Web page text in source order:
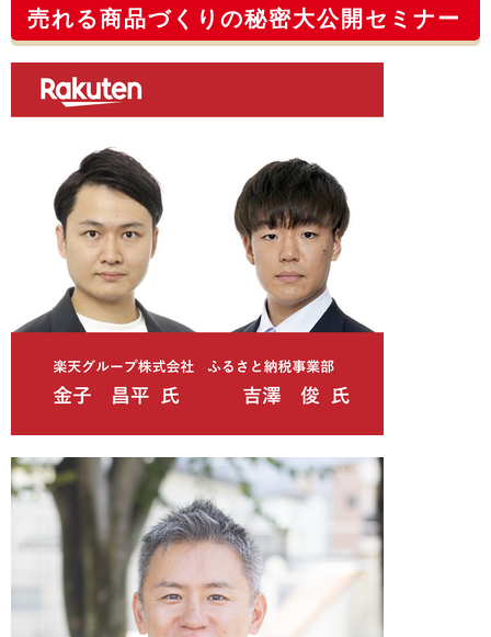
売れる商品づくりの秘密大公開セミナー